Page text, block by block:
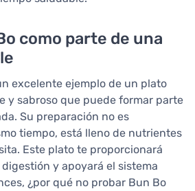
como parte de una
excelente ejemplo de un plato
y sabroso que puede formar parte
Su preparación no es
tiempo, está lleno de nutrientes
Este plato te proporcionará
y apoyará el sistema
¿por qué no probar Bun Bo